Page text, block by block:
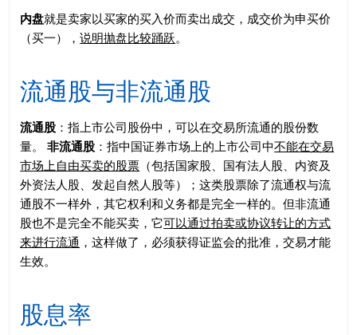
内盘就是卖家以买家的买入价而卖出成交，成交价为申买价
（买一），说明抛盘比较踊跃。
流通股与非流通股
流通股 ：指上市公司股份中，可以在交易所流通的股份数
量。非流通股 ：指中国证券市场上的上市公司中不能在交易
市场上自由买卖的股票 （包括国家股、国有法人股、内资及
外资法人股、发起自然人股等）；这类股票除了流通权与流
通股不一样外，其它权利和义务都是完全一样的。但非流通
股也不是完全不能买卖，它可以通过拍卖或协议转让的方式
来进行流通 ，这样做了，必须获得证监会的批准，交易才能
生效。
股息率